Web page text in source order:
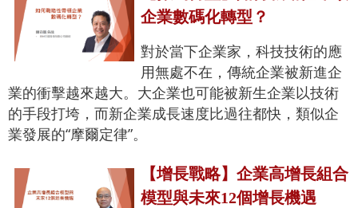
企業數碼化轉型？
對於當下企業家，科技技術的應
用無處不在，傳統企業被新進企
業的衝擊越來越大。大企業也可能被新生企業以技術
的手段打垮，而新企業成長速度比過往都快，類似企
業發展的“摩爾定律”。
【增長戰略】企業高增長組合
模型與未來12個增長機遇